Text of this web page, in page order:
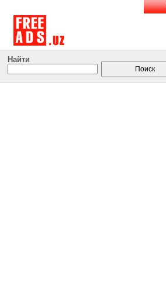
Найти